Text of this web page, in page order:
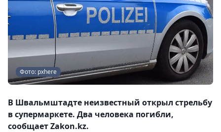
Фото: pxhere
В Швальмштадте неизвестный открыл стрельбу
в супермаркете. Два человека погибли,
сообщает Zakon.kz.